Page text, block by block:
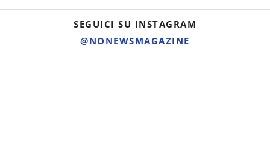
SEGUICI SU INSTAGRAM
@NONEWSMAGAZINE